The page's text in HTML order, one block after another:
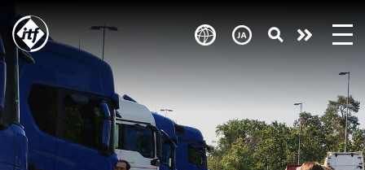
Skip
main
content
Take
action